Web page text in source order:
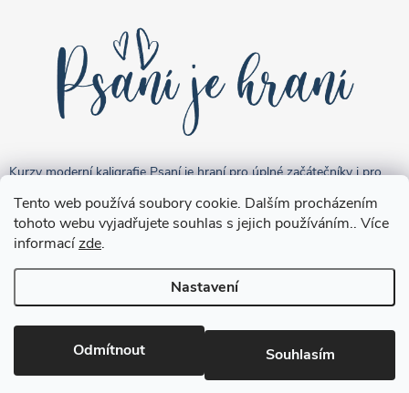
Tento web používá soubory cookie. Dalším procházením
tohoto webu vyjadřujete souhlas s jejich používáním.. Více
informacízde.
Nastavení
Odmítnout Souhlasím
Kurzy moderní kaligrafie Psaní je hraní pro úplné začátečníky i pro
pokročilejší "kreativce".
Copyright 2026Brushpen.cz. Všechna práva vyhrazena.Upravit
nastavení cookies